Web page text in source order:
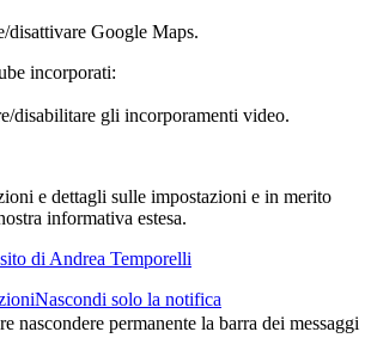
disattivare Google Maps.
incorporati:
disabilitare gli incorporamenti video.
e dettagli sulle impostazioni e in merito
informativa estesa.
di Andrea Temporelli
Nascondi solo la notifica
nascondere permanente la barra dei messaggi